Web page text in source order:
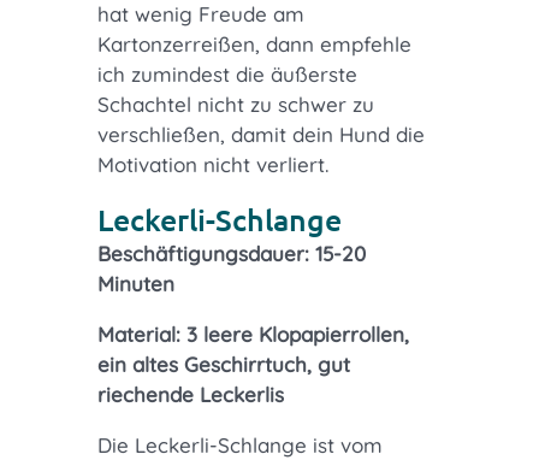
hat wenig Freude am
Kartonzerreißen, dann empfehle
ich zumindest die äußerste
Schachtel nicht zu schwer zu
verschließen, damit dein Hund die
Motivation nicht verliert.
Leckerli-Schlange
Beschäftigungsdauer: 15-20
Minuten
Material: 3 leere Klopapierrollen,
ein altes Geschirrtuch, gut
riechende Leckerlis
Die Leckerli-Schlange ist vom